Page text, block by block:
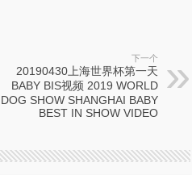
下一个
20190430上海世界杯第一天
BABY BIS视频 2019 WORLD
DOG SHOW SHANGHAI BABY
BEST IN SHOW VIDEO